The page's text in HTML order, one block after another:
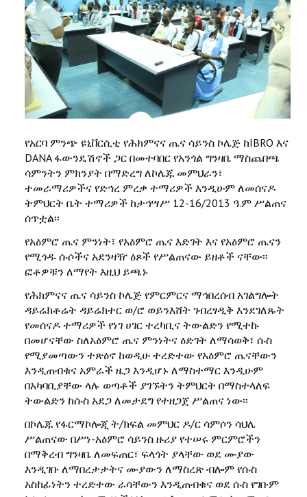
የአርባ ምንጭ ዩኒቨርሲቲ የሕክምናና ጤና ሳይንስ ኮሌጅ ከIBRO እና
DANA ፋውንዴሽኖች ጋር በመተባበር የአንጎል ግንዛቤ ማስጨበጫ
ሳምንትን ምክንያት በማድረግ ለኮሌጁ መምህራን፣
ተመራማሪዎችና የድኅረ ምረቃ ተማሪዎች እንዲሁም ለመሰናዶ
ትምህርት ቤት ተማሪዎች ከታኅሣሥ 12-16/2013 ዓ.ም ሥልጠና
ሰጥቷል፡፡
የአዕምሮ ጤና ምንነት፣ የአዕምሮ ጤና እድገት እና የአዕምሮ ጤናን
የሚጎዱ ሱሶችና አደንዛዥ ዕጾች የሥልጠናው ይዘቶች ናቸው፡፡
ፎቶዎቹን ለማየት እዚህ ይጫኑ
የሕክምናና ጤና ሳይንስ ኮሌጅ የምርምርና ማኅበረሰብ አገልግሎት
ዳይሬክቶሬት ዳይሬክተር ወ/ሮ ወይንእሸት ገብረፃዲቅ እንደገለጹት
የመሰናዶ ተማሪዎች የነገ ሀገር ተረካቢና ትውልድን የሚተኩ
በመሆናቸው ስለአዕምሮ ጤና ምንነትና ዕድገት ለማሳወቅ፣ ሱስ
የሚያመጣውን ተጽዕኖ ከወዲሁ ተረድተው የአዕምሮ ጤናቸውን
እንዲጠብቁና አምራች ዜጋ እንዲሆኑ ለማስተማር እንዲሁም
በአካባቢያቸው ላሉ ወጣቶች ያገኙትን ትምህርት በማስተላለፍ
ትውልድን ከሱስ አደጋ ለመታደግ የተዘጋጀ ሥልጠና ነው፡፡
በኮሌጁ የፋርማኮሎጂ ት/ክፍል መምህር ዶ/ር ሳምሶን ሳህሌ
ሥልጠናው በሥነ-አዕምሮ ሳይንስ ዙሪያ የተሠሩ ምርምሮችን
በማቅረብ ግንዛቤ ለመፍጠር፣ ፍላጎት ያላቸው ወደ ሙያው
እንዲገቡ ለማበረታታትና ሙያውን ለማስረጽ ብሎም የሱስ
አስከፊነትን ተረድተው ራሳቸውን እንዲጠብቁና ወደ ሱስ የገቡም